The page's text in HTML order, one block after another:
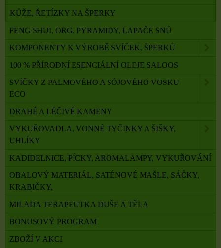
KŮŽE, ŘETÍZKY NA ŠPERKY
FENG SHUI, ORG. PYRAMIDY, LAPAČE SNŮ
KOMPONENTY K VÝROBĚ SVÍČEK, ŠPERKŮ
100 % PŘÍRODNÍ ESENCIÁLNÍ OLEJE SALOOS
SVÍČKY Z PALMOVÉHO A SÓJOVÉHO VOSKU
ECO
DRAHÉ A LÉČIVÉ KAMENY
VYKUŘOVADLA, VONNÉ TYČINKY A ŠIŠKY,
UHLÍKY
KADIDELNICE, PÍCKY, AROMALAMPY, VYKUŘOVÁNÍ
OBALOVÝ MATERIÁL, SATÉNOVÉ MAŠLE, SÁČKY,
KRABIČKY,
MILADA TERAPEUTKA DUŠE A TĚLA
BONUSOVÝ PROGRAM
ZBOŽÍ V AKCI